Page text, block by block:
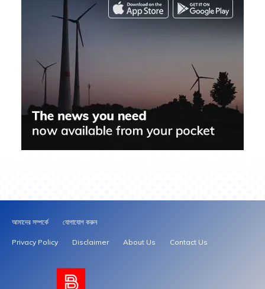
আমাদের সম্পর্কে যোগাযোগ করুন
Privacy Policy Disclaimer About Us Contact Us